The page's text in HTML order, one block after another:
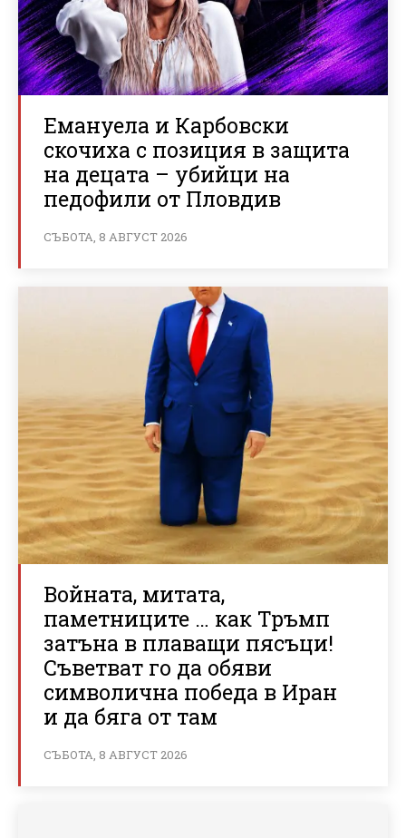
Емануела и Карбовски
скочиха с позиция в защита
на децата – убийци на
педофили от Пловдив
СЪБОТА, 8 АВГУСТ 2026
Войната, митата,
паметниците … как Тръмп
затъна в плаващи пясъци!
Съветват го да обяви
символична победа в Иран
и да бяга от там
СЪБОТА, 8 АВГУСТ 2026